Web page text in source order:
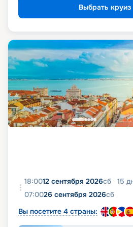
Выбрать круиз
18:0012 сентября 2026сб 15
07:0026 сентября 2026сб
Вы посетите 4 страны: